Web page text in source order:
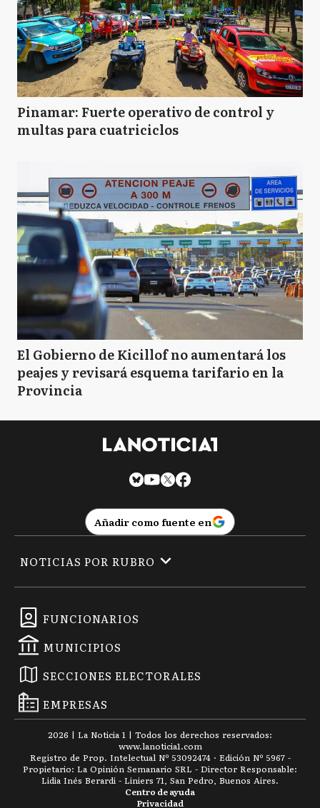
Pinamar: Fuerte operativo de control y
multas para cuatriciclos
El Gobierno de Kicillof no aumentará los
peajes y revisará esquema tarifario en la
Provincia
Añadir como fuente en
FUNCIONARIOS
MUNICIPIOS
SECCIONES ELECTORALES
EMPRESAS
NOTICIAS POR RUBRO
2026 | La Noticia 1 | Todos los derechos reservados:
www.lanoticia1.com
Registro de Prop. Intelectual Nº 53092474 · Edición Nº 5967 -
Propietario: La Opinión Semanario SRL - Director Responsable:
Lidia Inés Berardi - Liniers 71, San Pedro, Buenos Aires.
Privacidad
Centro de ayuda